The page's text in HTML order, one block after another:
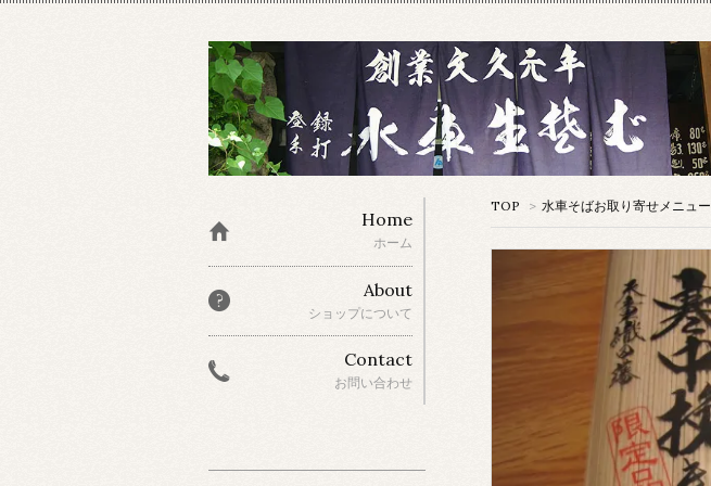
TOP > 水車そばお取り寄せメニュー
Home
ホーム
About
ショップについて
Contact
お問い合わせ